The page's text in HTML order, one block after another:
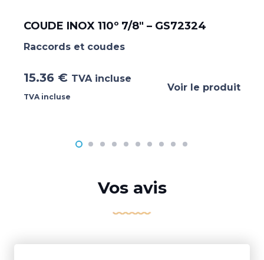
COUDE INOX 110º 7/8″ – GS72324
Raccords et coudes
15.36 € TVA incluse
TVA incluse
Voir le produit
Vos avis